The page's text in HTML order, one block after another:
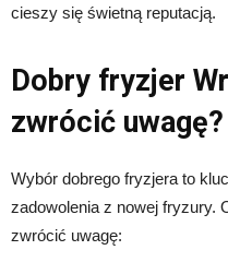
cieszy się świetną reputacją.
Dobry fryzjer
zwrócić uwagę?
Wybór dobrego fryzjera to
zadowolenia z nowej fryzury.
zwrócić uwagę: